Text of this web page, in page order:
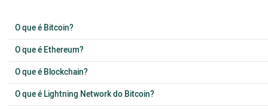
O que é Bitcoin?
O que é Ethereum?
O que é Blockchain?
O que é Lightning Network do Bitcoin?